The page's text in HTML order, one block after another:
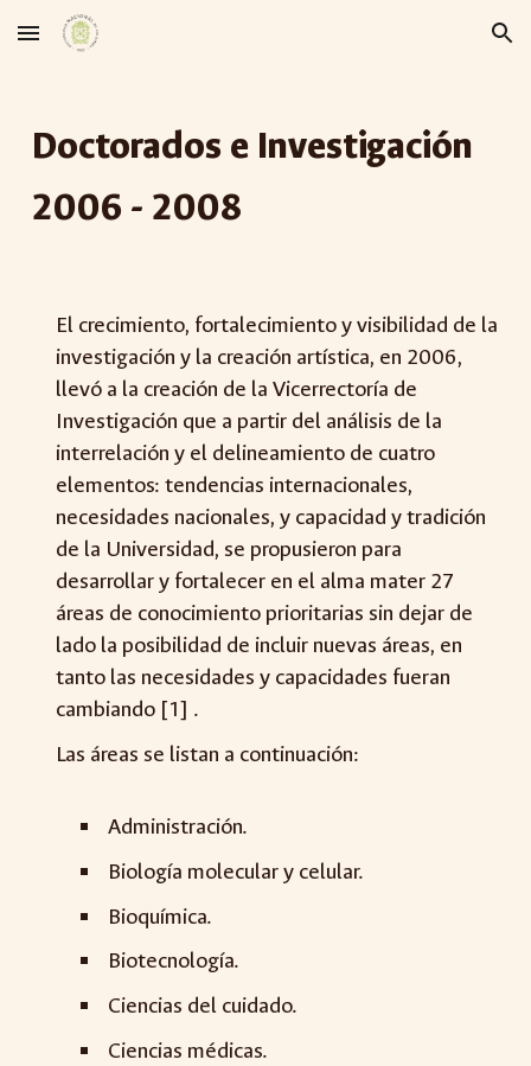
Skip to main content Skip to navigation
Doctorados e Investigación
2006 - 2008
El crecimiento, fortalecimiento y visibilidad de la
investigación y la creación artística, en 2006,
llevó a la creación de la Vicerrectoría de
Investigación que a partir del análisis de la
interrelación y el delineamiento de cuatro
elementos: tendencias internacionales,
necesidades nacionales, y capacidad y tradición
de la Universidad, se propusieron para
desarrollar y fortalecer en el alma mater 27
áreas de conocimiento prioritarias sin dejar de
lado la posibilidad de incluir nuevas áreas, en
tanto las necesidades y capacidades fueran
cambiando [1] .
Las áreas se listan a continuación:
Administración.
Biología molecular y celular.
Bioquímica.
Biotecnología.
Ciencias del cuidado.
Ciencias médicas.